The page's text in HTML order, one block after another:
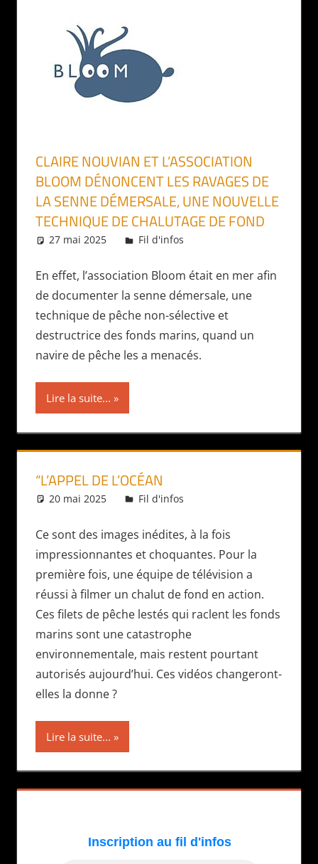
CLAIRE NOUVIAN ET L’ASSOCIATION
BLOOM DÉNONCENT LES RAVAGES DE
LA SENNE DÉMERSALE, UNE NOUVELLE
TECHNIQUE DE CHALUTAGE DE FOND
27 mai 2025 Daniel
Fil d'infos
En effet, l’association Bloom était en mer afin
de documenter la senne démersale, une
technique de pêche non-sélective et
destructrice des fonds marins, quand un
navire de pêche les a menacés.
Lire la suite...
“L’APPEL DE L’OCÉAN
20 mai 2025 Daniel
Fil d'infos
Ce sont des images inédites, à la fois
impressionnantes et choquantes. Pour la
première fois, une équipe de télévision a
réussi à filmer un chalut de fond en action.
Ces filets de pêche lestés qui raclent les fonds
marins sont une catastrophe
environnementale, mais restent pourtant
autorisés aujourd’hui. Ces vidéos changeront-
elles la donne ?
Lire la suite...